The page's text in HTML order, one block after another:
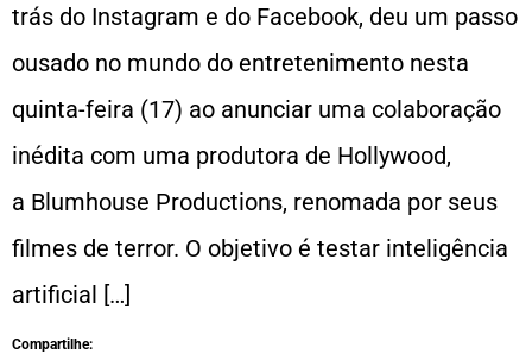
trás do Instagram e do Facebook, deu um passo
ousado no mundo do entretenimento nesta
quinta-feira (17) ao anunciar uma colaboração
inédita com uma produtora de Hollywood,
a Blumhouse Productions, renomada por seus
filmes de terror. O objetivo é testar inteligência
artificial […]
Compartilhe: